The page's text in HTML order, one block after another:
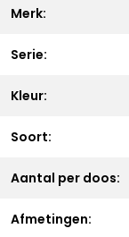
Merk:
Serie:
Kleur:
Soort:
Aantal per doos:
Afmetingen: